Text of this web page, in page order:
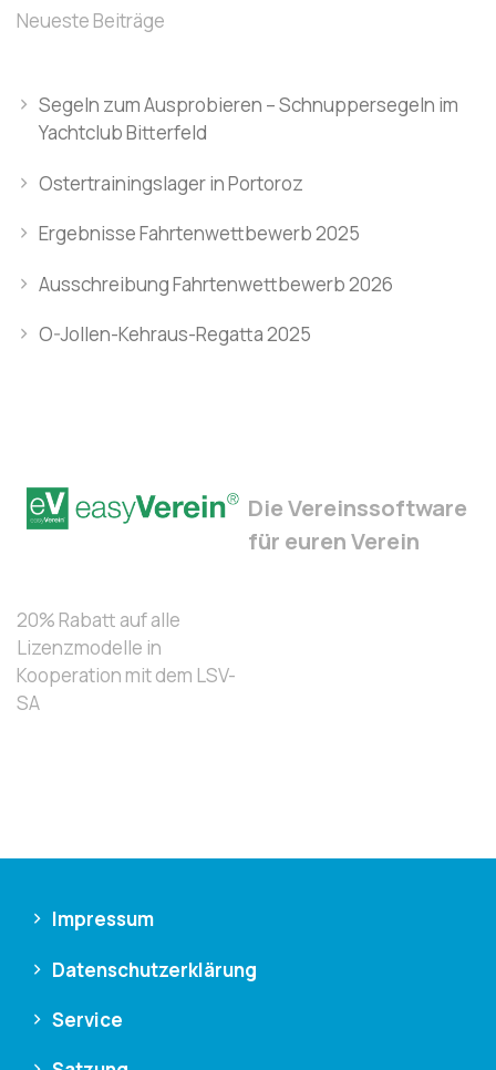
Neueste Beiträge
Segeln zum Ausprobieren – Schnuppersegeln im
Yachtclub Bitterfeld
Ostertrainingslager in Portoroz
Ergebnisse Fahrtenwettbewerb 2025
Ausschreibung Fahrtenwettbewerb 2026
O-Jollen-Kehraus-Regatta 2025
Die Vereinssoftware
für euren Verein
20% Rabatt auf alle
Lizenzmodelle in
Kooperation mit dem LSV-
SA
Impressum
Datenschutzerklärung
Service